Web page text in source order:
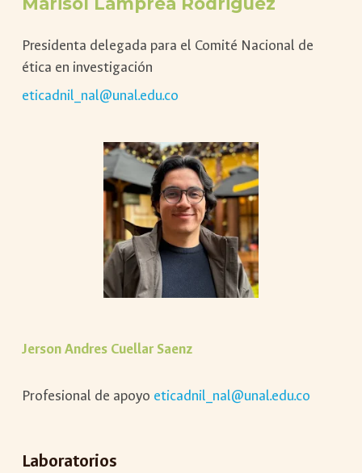
Presidenta delegada para el Comité Nacional de
ética en investigación
eticadnil_nal@unal.edu.co
Jerson Andres Cuellar Saenz
Profesional de apoyo eticadnil_nal@unal.edu.co
Laboratorios